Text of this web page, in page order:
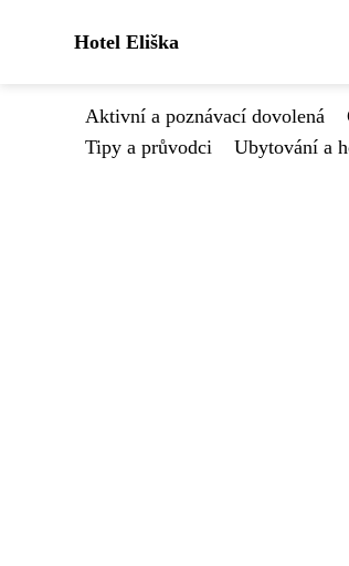
Hotel Eliška
Aktivní a poznávací dovolená
Tipy a průvodci
Ubytování a